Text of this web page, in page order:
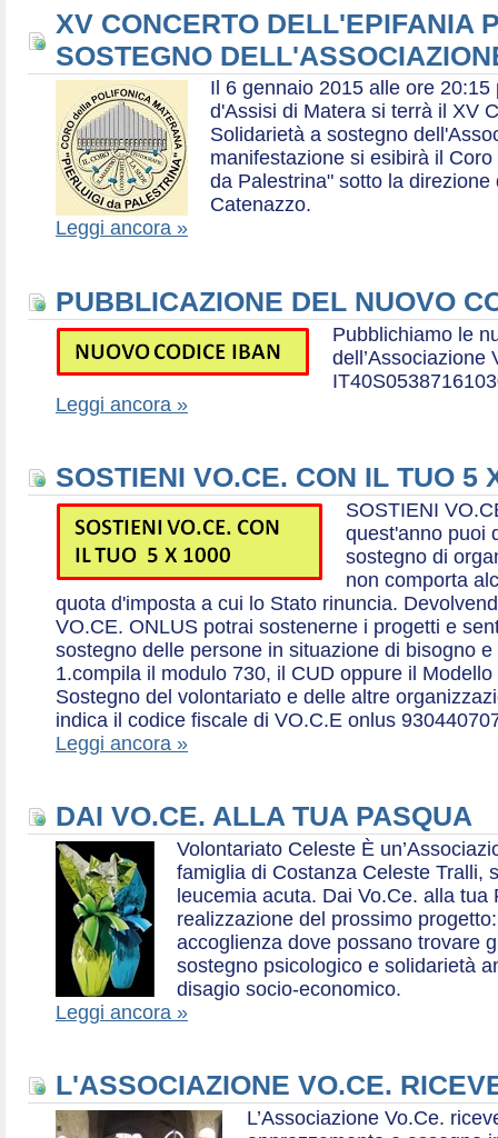
XV CONCERTO DELL'EPIFANIA
SOSTEGNO
Il 6 gennaio 2015 alle ore
d'Assisi di Matera si terrà il XV
Solidarietà a sostegno
manifestazione si esibirà il
da Palestrina" sotto la
Catenazzo.
Leggi ancora »
PUBBLICAZIONE DEL NUOVO
Pubblichiamo le
dell’Associazione
Leggi ancora »
SOSTIENI VO.CE. CON IL TUO 5
SOSTIENI
quest'anno puoi
sostegno di
non comporta
quota d'imposta a cui lo Stato rinuncia.
VO.CE. ONLUS potrai sostenerne i progetti e
sostegno delle persone in situazione di bisogno
1.compila il modulo 730, il CUD oppure il
Sostegno del volontariato e delle altre
indica il codice fiscale di VO.C.E onlus
Leggi ancora »
DAI VO.CE. ALLA TUA PASQUA
Volontariato Celeste È
famiglia di Costanza Celeste Tralli,
leucemia acuta. Dai Vo.Ce. alla tua
realizzazione del prossimo
accoglienza dove possano trovare
sostegno psicologico e solidarietà
disagio socio-economico.
Leggi ancora »
L'ASSOCIAZIONE VO.CE.
L’Associazione Vo.Ce.